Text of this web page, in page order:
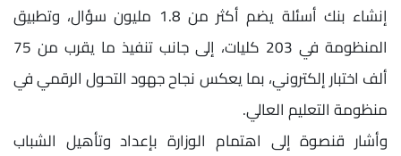
إنشاء بنك أسئلة يضم أكثر من 1.8 مليون سؤال، وتطبيق
المنظومة في 203 كليات، إلى جانب تنفيذ ما يقرب من 75
ألف اختبار إلكتروني، بما يعكس نجاح جهود التحول الرقمي في
منظومة التعليم العالي.
وأشار قنصوة إلى اهتمام الوزارة بإعداد وتأهيل الشباب